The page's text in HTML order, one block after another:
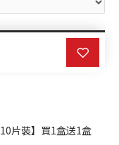
片裝】買1盒送1盒